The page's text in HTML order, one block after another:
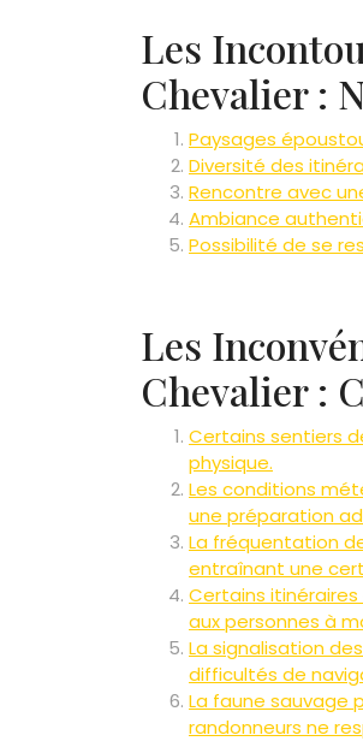
Les
Chevalier :
Paysages
Diversité des
Rencontre avec
Ambiance
Possibilité de se
Les
Chevalier :
Certains sentiers
physique.
Les conditions
une préparation
La fréquentation
entraînant une
Certains
aux personnes à
La signalisation
difficultés de
La faune sauvage
randonneurs ne